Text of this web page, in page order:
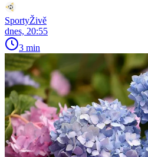
SportyŽivě
dnes, 20:55
3 min